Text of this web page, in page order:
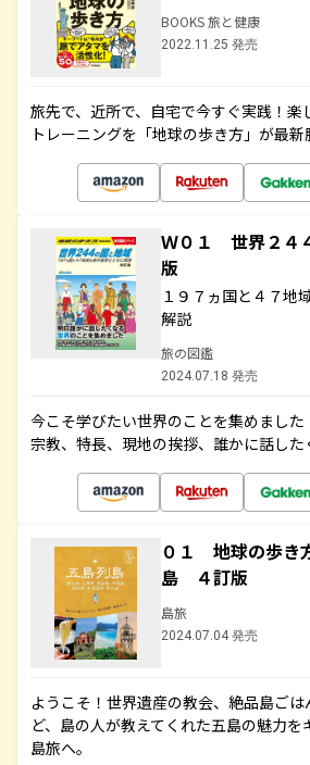
BOOKS 旅と健康
2022.11.25 発売
旅先で、近所で、自宅で今すぐ実践！楽
トレーニングを「地球の歩き方」が最
Ｗ０１ 世界２４
版
１９７ヵ国と４７地
解説
旅の図鑑
2024.07.18 発売
今こそ学びたい世界のことを集めました
宗教、特長、現地の挨拶、誰かに話した
０１ 地球の歩
島 ４訂版
島旅
2024.07.04 発売
ようこそ！世界遺産の教会、絶品島ご
ど、島の人が教えてくれた五島の魅力を
島旅へ。